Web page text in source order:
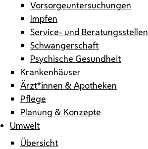
Vorsorgeuntersuchungen
Impfen
Service- und Beratungsstellen
Schwangerschaft
Psychische Gesundheit
Krankenhäuser
Ärzt*innen & Apotheken
Pflege
Planung & Konzepte
Umwelt
Übersicht